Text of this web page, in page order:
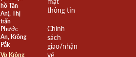
hồ Tân
An), Thị
trấn
Phước
An, Krông
Pắk
Vp Krông
thông tin
Chính
sách
giao/nhận
vé